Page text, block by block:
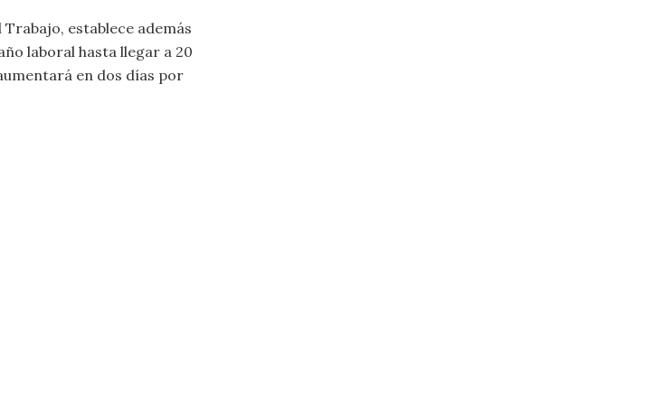
establece además
laboral hasta llegar a 20
en dos días por